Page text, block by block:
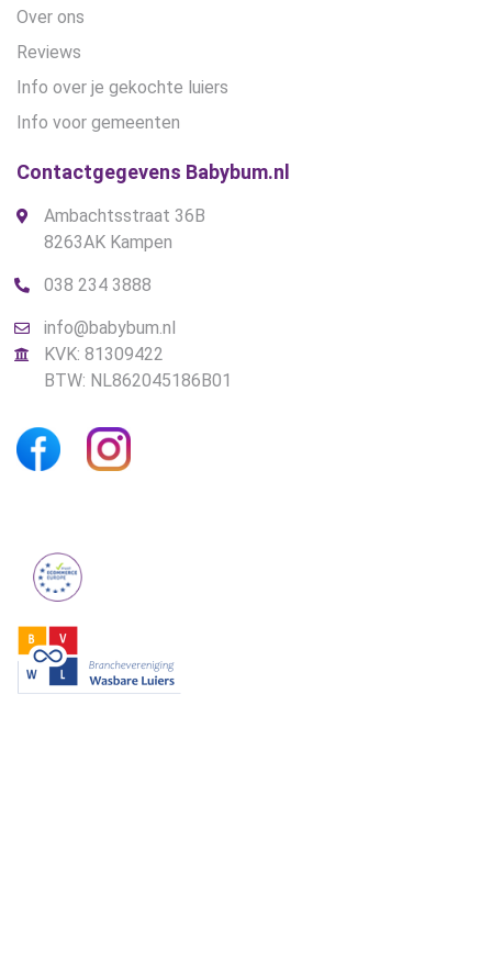
Over ons
Reviews
Info over je gekochte luiers
Info voor gemeenten
Contactgegevens Babybum.nl
Ambachtsstraat 36B
8263AK Kampen
038 234 3888
info@babybum.nl
KVK: 81309422
BTW: NL862045186B01